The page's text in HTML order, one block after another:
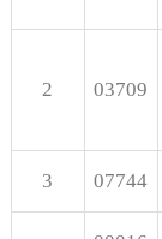
2
03709
3 07744